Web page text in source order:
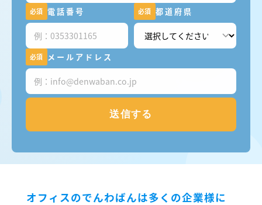
必須 電話番号 必須 都道府県
必須 メールアドレス
オフィスのでんわばんは多くの企業様に